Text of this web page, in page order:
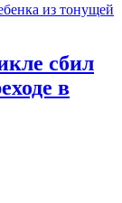
из тонущей
сбил
в